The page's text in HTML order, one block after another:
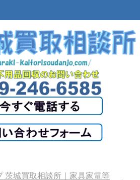
茨城買取相談所｜家具家電等